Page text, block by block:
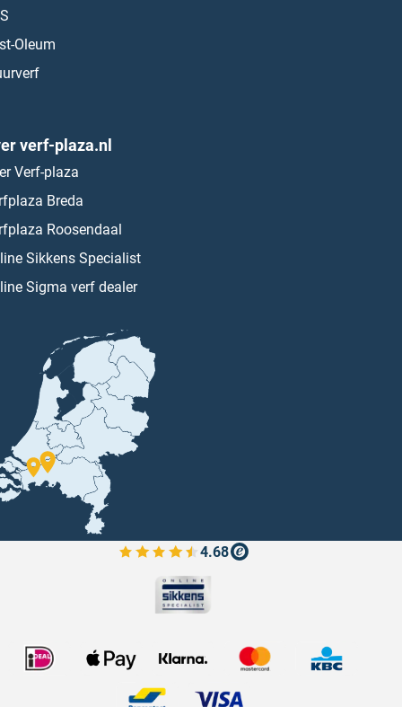
Oleum
verf-plaza.nl
Verf-plaza
Breda
Roosendaal
Sikkens Specialist
Sigma verf dealer
4.68
Bekijk de verfplaza beoordelingen